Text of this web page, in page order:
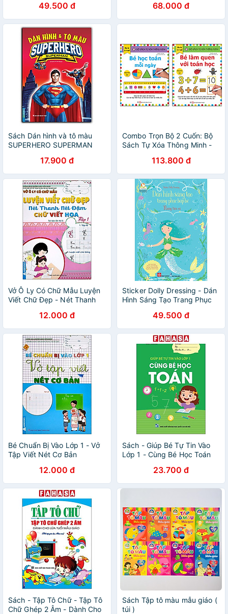
49.500 đ 68.000 đ
Sách Dán hình và tô màu
SUPERHERO SUPERMAN
17.900 đ
Combo Trọn Bộ 2 Cuốn: Bộ
Sách Tự Xóa Thông Minh -
Làm Quen Với Toán Học ( 5
-7 tuổi ) - Tặng Bút Xóa
113.800 đ
Vở Ô Ly Có Chữ Mẫu Luyện
Viết Chữ Đẹp - Nét Thanh
Tập 1 (Tái Bản)
12.000 đ
Sticker Dolly Dressing - Dán
Hình Sáng Tạo Trang Phục
49.500 đ
Bé Chuẩn Bị Vào Lớp 1 - Vở
Tập Viết Nét Cơ Bản
12.000 đ
Sách - Giúp Bé Tự Tin Vào
Lớp 1 - Cùng Bé Học Toán
23.700 đ
Sách - Tập Tô Chữ - Tập Tô
Chữ Ghép 2 Âm - Dành Cho
Sách Tập tô màu mẫu giáo (
túi )